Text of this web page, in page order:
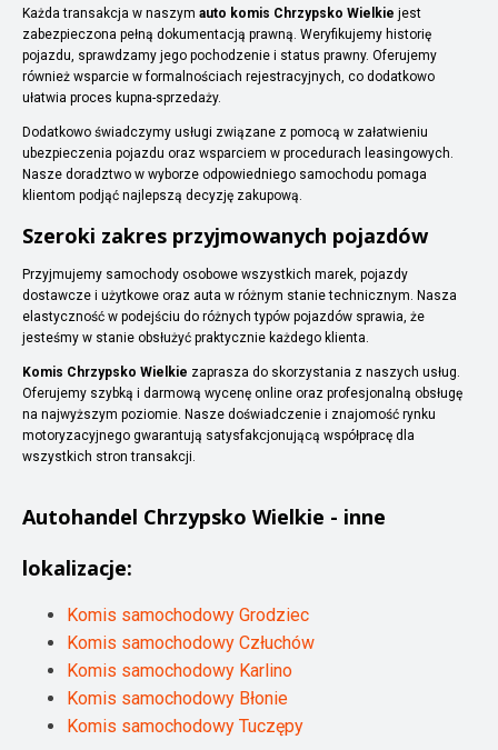
Każda transakcja w naszym auto komis Chrzypsko Wielkie jest
zabezpieczona pełną dokumentacją prawną. Weryfikujemy historię
pojazdu, sprawdzamy jego pochodzenie i status prawny. Oferujemy
również wsparcie w formalnościach rejestracyjnych, co dodatkowo
ułatwia proces kupna-sprzedaży.
Dodatkowo świadczymy usługi związane z pomocą w załatwieniu
ubezpieczenia pojazdu oraz wsparciem w procedurach leasingowych.
Nasze doradztwo w wyborze odpowiedniego samochodu pomaga
klientom podjąć najlepszą decyzję zakupową.
Szeroki zakres przyjmowanych pojazdów
Przyjmujemy samochody osobowe wszystkich marek, pojazdy
dostawcze i użytkowe oraz auta w różnym stanie technicznym. Nasza
elastyczność w podejściu do różnych typów pojazdów sprawia, że
jesteśmy w stanie obsłużyć praktycznie każdego klienta.
Komis Chrzypsko Wielkie zaprasza do skorzystania z naszych usług.
Oferujemy szybką i darmową wycenę online oraz profesjonalną obsługę
na najwyższym poziomie. Nasze doświadczenie i znajomość rynku
motoryzacyjnego gwarantują satysfakcjonującą współpracę dla
wszystkich stron transakcji.
Autohandel Chrzypsko Wielkie - inne
lokalizacje:
Komis samochodowy Grodziec
Komis samochodowy Człuchów
Komis samochodowy Karlino
Komis samochodowy Błonie
Komis samochodowy Tuczępy